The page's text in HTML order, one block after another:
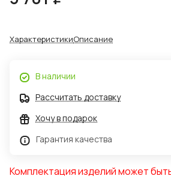
ХарактеристикиОписание
В наличии
Рассчитать доставку
Хочу в подарок
Гарантия качества
Комплектация изделий может